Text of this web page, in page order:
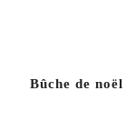
Bûche de